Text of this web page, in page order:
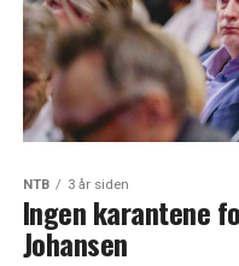
NTB 3 år siden
Ingen karantene
Johansen